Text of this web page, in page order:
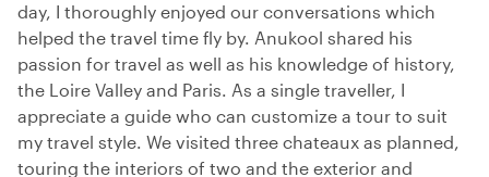
day, I thoroughly enjoyed our conversations which
helped the travel time fly by. Anukool shared his
passion for travel as well as his knowledge of history,
the Loire Valley and Paris. As a single traveller, I
appreciate a guide who can customize a tour to suit
my travel style. We visited three chateaux as planned,
touring the interiors of two and the exterior and